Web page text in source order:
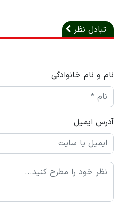
تبادل نظر
نام و نام خانوادگی
آدرس ایمیل